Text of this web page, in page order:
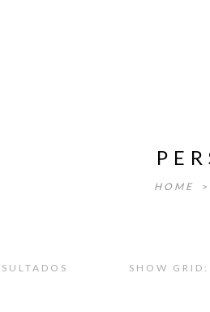
HOME >
SHOW GRID: